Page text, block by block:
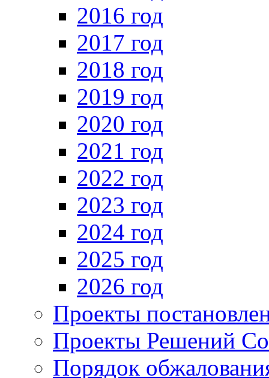
2016 год
2017 год
2018 год
2019 год
2020 год
2021 год
2022 год
2023 год
2024 год
2025 год
2026 год
Проекты
Проекты Решений
Порядок